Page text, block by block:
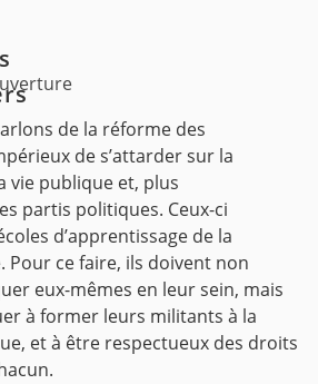
de la réforme des
de s’attarder sur la
vie publique et, plus
partis politiques. Ceux-ci
d’apprentissage de la
Pour ce faire, ils doivent non
eux-mêmes en leur sein, mais
à former leurs militants à la
et à être respectueux des droits